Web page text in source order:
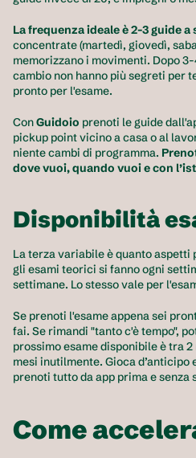
La frequenza ideale è 2-3 guide a
concentrate (martedì, giovedì,
memorizzano i movimenti. Dopo
cambio non hanno più segreti per
pronto per l'esame.
Con Guidoio prenoti le guide
pickup point vicino a casa o al
niente cambi di programma.
dove vuoi, quando vuoi e con
Disponibilità
La terza variabile è quanto
gli esami teorici si fanno ogni
settimane. Lo stesso vale per
Se prenoti l'esame appena sei
fai. Se rimandi "tanto c'è tempo",
prossimo esame disponibile è tra
mesi inutilmente. Gioca d’anticipo
prenoti tutto da app prima e senza
Come